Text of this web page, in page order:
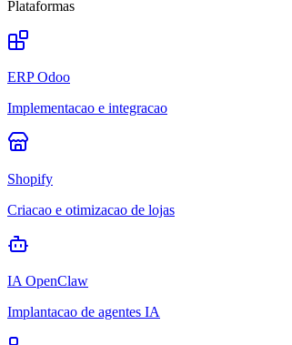
Plataformas
ERP Odoo
Implementacao e integracao
Shopify
Criacao e otimizacao de lojas
IA OpenClaw
Implantacao de agentes IA